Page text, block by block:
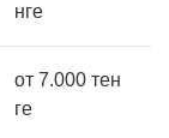
нге
от 7.000 тен
ге